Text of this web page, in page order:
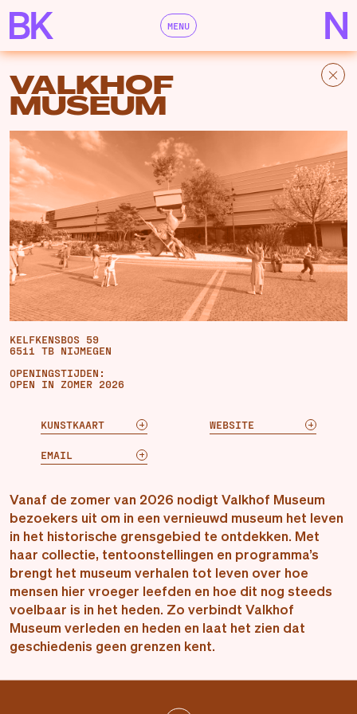
MENU
VALKHOF
MUSEUM
KELFKENSBOS 59
6511 TB NIJMEGEN
OPENINGSTIJDEN:
OPEN IN ZOMER 2026
KUNSTKAART WEBSITE
EMAIL
Vanaf de zomer van 2026 nodigt Valkhof Museum
bezoekers uit om in een vernieuwd museum het leven
in het historische grensgebied te ontdekken. Met
haar collectie, tentoonstellingen en programma’s
brengt het museum verhalen tot leven over hoe
mensen hier vroeger leefden en hoe dit nog steeds
voelbaar is in het heden. Zo verbindt Valkhof
Museum verleden en heden en laat het zien dat
geschiedenis geen grenzen kent.
ACTUEEL: